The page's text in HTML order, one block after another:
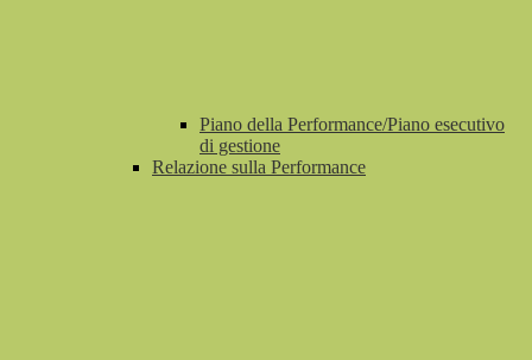
Piano della Performance/Piano esecutivo
di gestione
Relazione sulla Performance